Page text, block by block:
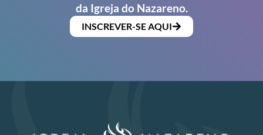
da Igreja do Nazareno.
INSCREVER-SE AQUI